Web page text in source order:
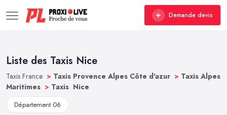
Demande devis
Liste des Taxis Nice
Taxis France > Taxis Provence Alpes Côte d'azur > Taxis Alpes
Maritimes > Taxis Nice
Département 06